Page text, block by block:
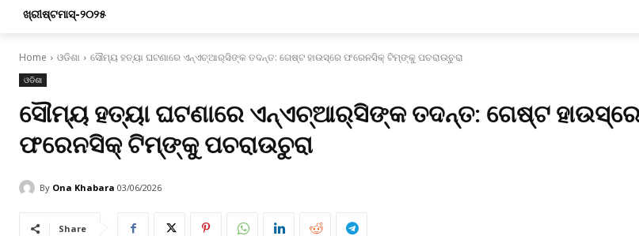
ଖ୍ରୀଷ୍ଟମାସ୍‌-୨୦୨୫
Home ଓଡିଶା ସୌମ୍ୟ ହତ୍ୟା ଘଟଣାରେ ଏନ୍‌ଏଚ୍‌ଆର୍‌ସିଙ୍କ ତଦନ୍ତ: ଗେଷ୍ଟ ହାଉସ୍‌ରେ ଫରେନସିକ୍ ଟିମ୍‌ଙ୍କୁ ପଚରାଉଚୁରା
ଓଡିଶା
ସୌମ୍ୟ ହତ୍ୟା ଘଟଣାରେ ଏନ୍‌ଏଚ୍‌ଆର୍‌ସିଙ୍କ ତଦନ୍ତ: ଗେଷ୍ଟ
ଫରେନସିକ୍ ଟିମ୍‌ଙ୍କୁ ପଚରାଉଚୁରା
By Ona Khabara 03/06/2026
Share